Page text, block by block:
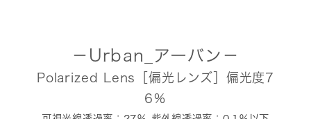
－Urban_アーバン－
Polarized Lens［偏光レンズ］偏光度7
6％